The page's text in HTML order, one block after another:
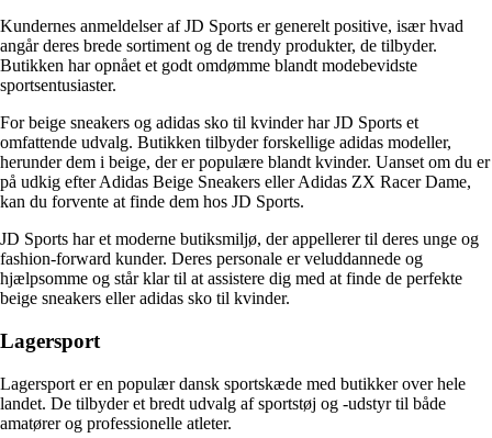
Kundernes anmeldelser af JD Sports er generelt positive, især hvad
angår deres brede sortiment og de trendy produkter, de tilbyder.
Butikken har opnået et godt omdømme blandt modebevidste
sportsentusiaster.
For beige sneakers og adidas sko til kvinder har JD Sports et
omfattende udvalg. Butikken tilbyder forskellige adidas modeller,
herunder dem i beige, der er populære blandt kvinder. Uanset om du er
på udkig efter Adidas Beige Sneakers eller Adidas ZX Racer Dame,
kan du forvente at finde dem hos JD Sports.
JD Sports har et moderne butiksmiljø, der appellerer til deres unge og
fashion-forward kunder. Deres personale er veluddannede og
hjælpsomme og står klar til at assistere dig med at finde de perfekte
beige sneakers eller adidas sko til kvinder.
Lagersport
Lagersport er en populær dansk sportskæde med butikker over hele
landet. De tilbyder et bredt udvalg af sportstøj og -udstyr til både
amatører og professionelle atleter.